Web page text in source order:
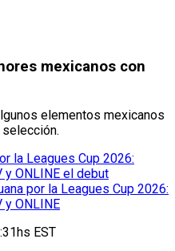
mexicanos con
elementos mexicanos
la Leagues Cup 2026:
y ONLINE el debut
por la Leagues Cup 2026:
y ONLINE
EST